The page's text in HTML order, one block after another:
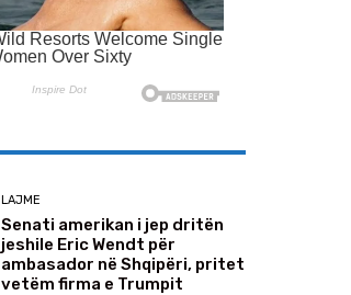
LAJME
Senati amerikan i jep dritën
jeshile Eric Wendt për
ambasador në Shqipëri, pritet
vetëm firma e Trumpit